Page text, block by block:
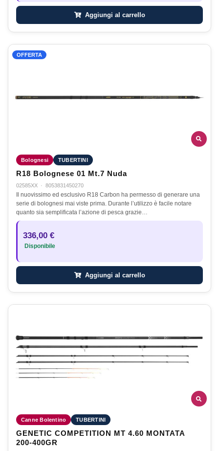
Aggiungi al carrello
OFFERTA
Bolognesi TUBERTINI
R18 Bolognese 01 Mt.7 Nuda
02585XX · 8053831450270
Il nuovissimo ed esclusivo R18 Carbon ha permesso di generare una
serie di bolognesi mai viste prima. Durante l’utilizzo è facile notare
quanto sia semplificata l’azione di pesca grazie…
336,00 €
Disponibile
Aggiungi al carrello
Canne Bolentino TUBERTINI
GENETIC COMPETITION MT 4.60 MONTATA
200-400GR